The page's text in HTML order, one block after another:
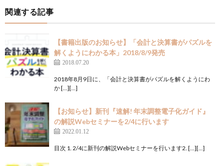
関連する記事
【書籍出版のお知らせ】「会計と決算書がパズルを
解くようにわかる本」2018/8/9発売
2018.07.20
2018年8月9日に、「会計と決算書がパズルを解くようにわ
か […][…]
【お知らせ】新刊『速解! 年末調整電子化ガイド』
の解説Webセミナーを2/4に行います
2022.01.12
目次 1. 2/4に新刊の解説Webセミナーを行います2. […][…]